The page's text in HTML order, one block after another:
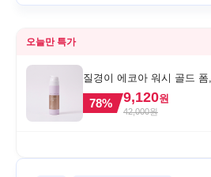
오늘만 특가
질경이 에코아 워시 골드 폼
78% 9,120원
42,000원